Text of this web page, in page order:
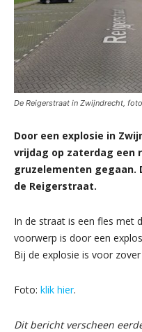
De Reigerstraat in Zwijndrecht,
Door een explosie in
vrijdag op zaterdag een
gruzelementen gegaan.
de Reigerstraat.
In de straat is een fles met
voorwerp is door een
Bij de explosie is voor
Foto: klik hier.
Dit bericht verscheen